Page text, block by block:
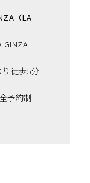
（LA
GINZA
徒歩5分
予約制